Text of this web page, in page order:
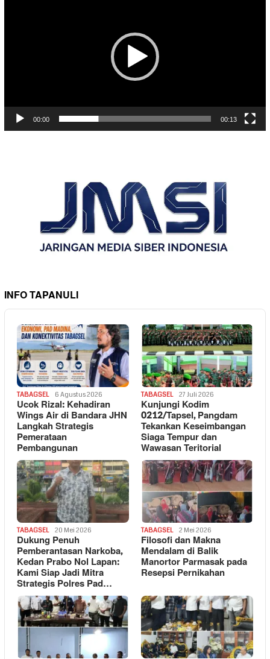
00:00 00:13
INFO TAPANULI
TABAGSEL 6 Agustus 2026
Ucok Rizal: Kehadiran
Wings Air di Bandara JHN
Langkah Strategis
Pemerataan
Pembangunan
TABAGSEL 27 Juli 2026
Kunjungi Kodim
0212/Tapsel, Pangdam
Tekankan Keseimbangan
Siaga Tempur dan
Wawasan Teritorial
TABAGSEL 20 Mei 2026
Dukung Penuh
Pemberantasan Narkoba,
Kedan Prabo Nol Lapan:
Kami Siap Jadi Mitra
Strategis Polres Pad…
TABAGSEL 2 Mei 2026
Filosofi dan Makna
Mendalam di Balik
Manortor Parmasak pada
Resepsi Pernikahan